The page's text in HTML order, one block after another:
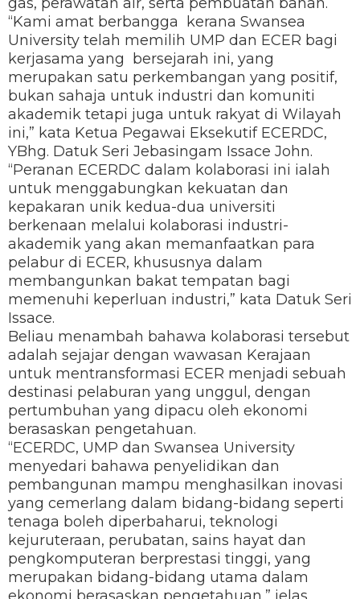
“Kami amat berbangga kerana Swansea
University telah memilih UMP dan ECER bagi
kerjasama yang bersejarah ini, yang
merupakan satu perkembangan yang positif,
bukan sahaja untuk industri dan komuniti
akademik tetapi juga untuk rakyat di Wilayah
ini,” kata Ketua Pegawai Eksekutif ECERDC,
YBhg. Datuk Seri Jebasingam Issace John.
“Peranan ECERDC dalam kolaborasi ini ialah
untuk menggabungkan kekuatan dan
kepakaran unik kedua-dua universiti
berkenaan melalui kolaborasi industri-
akademik yang akan memanfaatkan para
pelabur di ECER, khususnya dalam
membangunkan bakat tempatan bagi
memenuhi keperluan industri,” kata Datuk Seri
Issace.
Beliau menambah bahawa kolaborasi tersebut
adalah sejajar dengan wawasan Kerajaan
untuk mentransformasi ECER menjadi sebuah
destinasi pelaburan yang unggul, dengan
pertumbuhan yang dipacu oleh ekonomi
berasaskan pengetahuan.
“ECERDC, UMP dan Swansea University
menyedari bahawa penyelidikan dan
pembangunan mampu menghasilkan inovasi
yang cemerlang dalam bidang-bidang seperti
tenaga boleh diperbaharui, teknologi
kejuruteraan, perubatan, sains hayat dan
pengkomputeran berprestasi tinggi, yang
merupakan bidang-bidang utama dalam